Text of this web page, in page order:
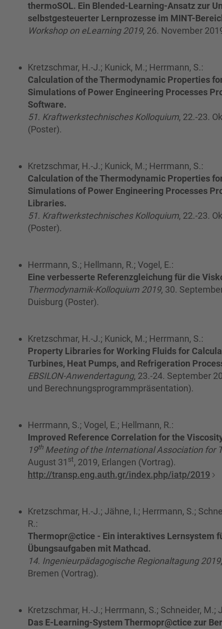
thermoSOL. Ein Blended-Learning-Ansatz zur
selbstgesteuerter Lernprozesse im MINT-
Workshop on eLearning 2019, 26. November
Kretzschmar, H.-J.; Kunick, M.; Herrmann, S.:
Calculation of the Thermodynamic Properties
Simulations of Power Engineering Processes
Software.
51. Kraftwerkstechnisches Kolloquium, 22.-23.
(Poster).
Kretzschmar, H.-J.; Kunick, M.; Herrmann, S.:
Calculation of the Thermodynamic Properties
Simulations of Power Engineering Processes
Libraries.
51. Kraftwerkstechnisches Kolloquium, 22.-23.
(Poster).
Herrmann, S.; Hellmann, R.; Vogel, E.:
Eine verbesserte Referenzgleichung für die
Thermodynamik-Kolloquium 2019, 30.
Duisburg (Poster).
Kretzschmar, H.-J.; Kunick, M.; Herrmann, S.:
Property Libraries for Working Fluids for
Turbines, Heat Pumps, and Refrigeration
EBSILON-Anwendertagung, 23.-24. September
und Berechnungsprogrammpräsentation).
Herrmann, S.; Vogel, E.; Hellmann, R.:
Improved Reference Correlation for the
19thMeeting of the International Association for
August 31 st, 2019, Erlangen (Vortrag).
http://transp.eng.auth.gr/index.php/iatp/2019
Kretzschmar, H.-J.; Jähne, I.; Herrmann, S.;
R.:
Thermopr@ctice - Ein interaktives Lernsystem
Übungsaufgaben mit Mathcad.
14. Ingenieurpädagogische Regionaltagung 2019
Bremen (Vortrag).
Kretzschmar, H.-J.; Herrmann, S.; Schneider, M.;
Das E-Learning-System Thermopr@ctice zur